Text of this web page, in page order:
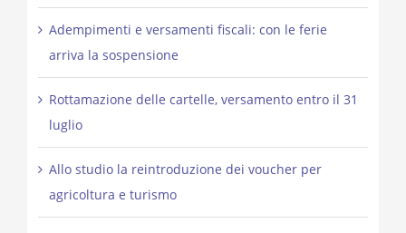
Adempimenti e versamenti fiscali: con le ferie
arriva la sospensione
Rottamazione delle cartelle, versamento entro il 31
luglio
Allo studio la reintroduzione dei voucher per
agricoltura e turismo